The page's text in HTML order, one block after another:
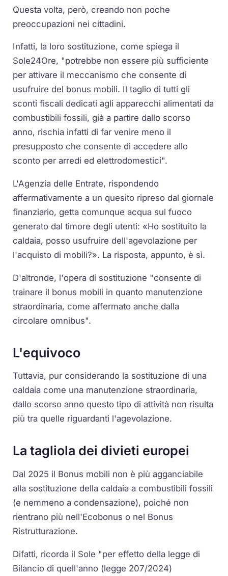
Questa volta, però, creando non poche
preoccupazioni nei cittadini.
Infatti, la loro sostituzione, come spiega il
Sole24Ore, "potrebbe non essere più sufficiente
per attivare il meccanismo che consente di
usufruire del bonus mobili. Il taglio di tutti gli
sconti fiscali dedicati agli apparecchi alimentati da
combustibili fossili, già a partire dallo scorso
anno, rischia infatti di far venire meno il
presupposto che consente di accedere allo
sconto per arredi ed elettrodomestici".
L'Agenzia delle Entrate, rispondendo
affermativamente a un quesito ripreso dal giornale
finanziario, getta comunque acqua sul fuoco
generato dal timore degli utenti: «Ho sostituito la
caldaia, posso usufruire dell'agevolazione per
l'acquisto di mobili?». La risposta, appunto, è sì.
D'altronde, l'opera di sostituzione "consente di
trainare il bonus mobili in quanto manutenzione
straordinaria, come affermato anche dalla
circolare omnibus".
L'equivoco
Tuttavia, pur considerando la sostituzione di una
caldaia come una manutenzione straordinaria,
dallo scorso anno questo tipo di attività non risulta
più tra quelle riguardanti l'agevolazione.
La tagliola dei divieti europei
Dal 2025 il Bonus mobili non è più agganciabile
alla sostituzione della caldaia a combustibili fossili
(e nemmeno a condensazione), poiché non
rientrano più nell'Ecobonus o nel Bonus
Ristrutturazione.
Difatti, ricorda il Sole "per effetto della legge di
Bilancio di quell'anno (legge 207/2024)